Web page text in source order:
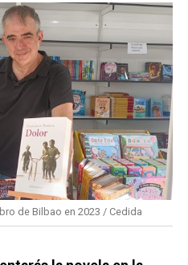
de Bilbao en 2023 / Cedida